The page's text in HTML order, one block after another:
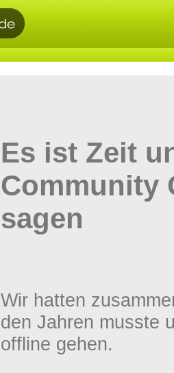
Es ist Zeit
Community
sagen
Wir hatten
den Jahren musste
offline gehen.